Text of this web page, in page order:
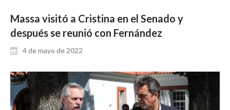
Massa visitó a Cristina en el Senado y
después se reunió con Fernández
4 de mayo de 2022